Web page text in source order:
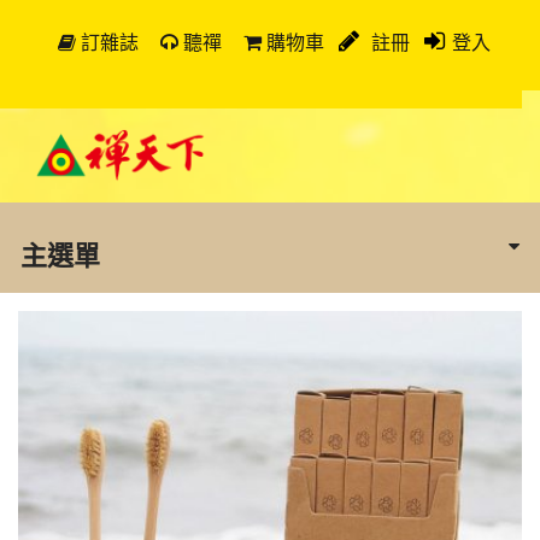
訂雜誌 聽禪 購物車 註冊 登入
主選單